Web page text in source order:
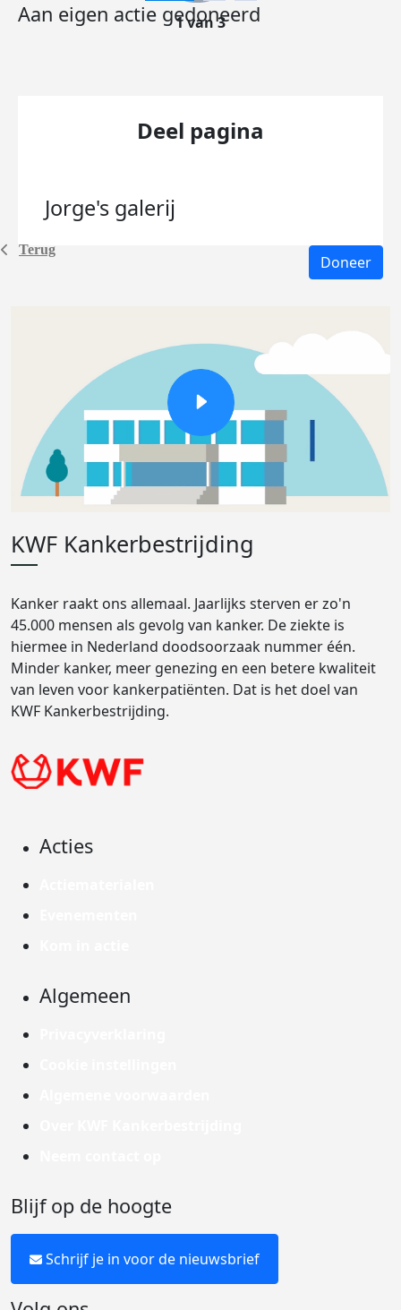
Terug
Aan eigen actie gedoneerd
1 van 3
Deel pagina
Jorge's galerij
Doneer
KWF Kankerbestrijding
Kanker raakt ons allemaal. Jaarlijks sterven er zo'n
45.000 mensen als gevolg van kanker. De ziekte is
hiermee in Nederland doodsoorzaak nummer één.
Minder kanker, meer genezing en een betere kwaliteit
van leven voor kankerpatiënten. Dat is het doel van
KWF Kankerbestrijding.
Acties
Algemeen
Blijf op de hoogte
Schrijf je in voor de nieuwsbrief